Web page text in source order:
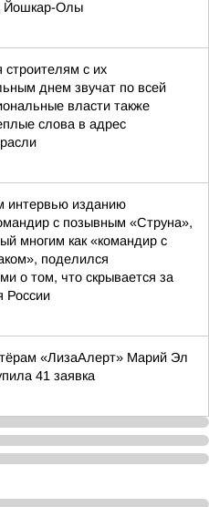
Йошкар-Олы
строителям с их
днем звучат по всей
власти также
слова в адрес
интервью изданию
с позывным «Струна»,
многим как «командир с
поделился
о том, что скрывается за
России
«ЛизаАлерт» Марий Эл
41 заявка